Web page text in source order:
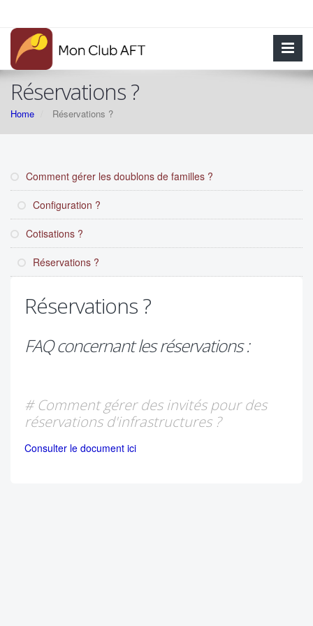
Réservations ?
Home Réservations ?
Comment gérer les doublons de familles ?
Configuration ?
Cotisations ?
Réservations ?
Réservations ?
FAQ concernant les réservations :
# Comment gérer des invités pour des
réservations d'infrastructures ?
Consulter le document ici